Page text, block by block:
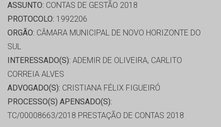
ASSUNTO: CONTAS DE GESTÃO 2018
PROTOCOLO: 1992206
ORGÃO: CÂMARA MUNICIPAL DE NOVO HORIZONTE DO
SUL
INTERESSADO(S): ADEMIR DE OLIVEIRA, CARLITO
CORREIA ALVES
ADVOGADO(S): CRISTIANA FÉLIX FIGUEIRÓ
PROCESSO(S) APENSADO(S):
TC/00008663/2018 PRESTAÇÃO DE CONTAS 2018